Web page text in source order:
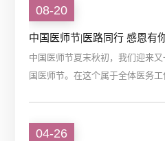
持及参与多项国家级、省部级科
年人才托举工程。凭借扎实的临床
年荣获“北医三院优秀青年医师”称
久的她，面对哭闹不止的患儿和
08-20
中国医师节|医路同行 感恩有
中国医师节夏末秋初，我们迎来
国医师节。在这个属于全体医务
体员工以及在此进修的医生们齐
04-26